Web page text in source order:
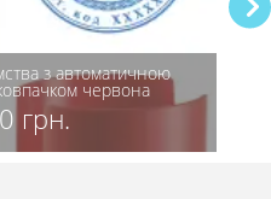
з автоматичною
червона
грн.